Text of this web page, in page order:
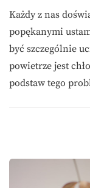
Każdy z nas
popękanymi
być szczególnie
powietrze jest
podstaw tego